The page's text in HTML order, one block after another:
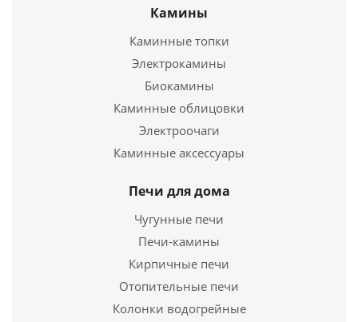
КРАСНЫЙ
38 990руб.
Камины
Каминные топки
Электрокамины
Биокамины
Каминные облицовки
Электроочаги
Каминные аксессуары
Печи для дома
Чугунные печи
Печи-камины
Кирпичные печи
Отопительные печи
Колонки водогрейные